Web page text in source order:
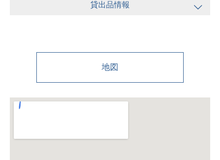
貸出品情報
地図